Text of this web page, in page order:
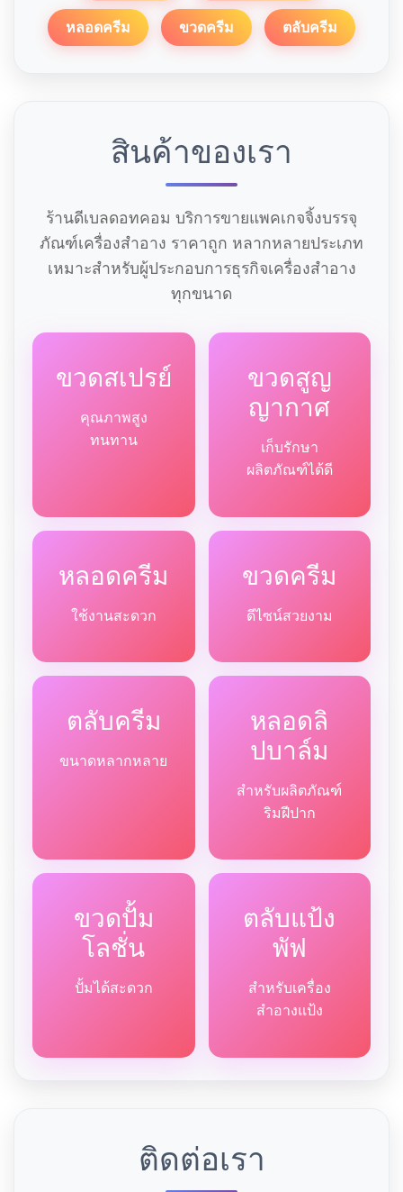
หลอดครีม ขวดครีม ตลับครีม
สินค้าของเรา
ร้านดีเบลดอทคอม บริการขายแพคเกจจิ้งบรรจุ
ภัณฑ์เครื่องสำอาง ราคาถูก หลากหลายประเภท
เหมาะสำหรับผู้ประกอบการธุรกิจเครื่องสำอาง
ทุกขนาด
ขวดสเปรย์
คุณภาพสูง
ทนทาน
ขวดสูญ
ญากาศ
เก็บรักษา
ผลิตภัณฑ์ได้ดี
หลอดครีม
ใช้งานสะดวก
ขวดครีม
ดีไซน์สวยงาม
ตลับครีม
ขนาดหลากหลาย
หลอดลิ
ปบาล์ม
สำหรับผลิตภัณฑ์
ริมฝีปาก
ขวดปั้ม
โลชั่น
ปั้มได้สะดวก
ตลับแป้ง
พัฟ
สำหรับเครื่อง
สำอางแป้ง
ติดต่อเรา